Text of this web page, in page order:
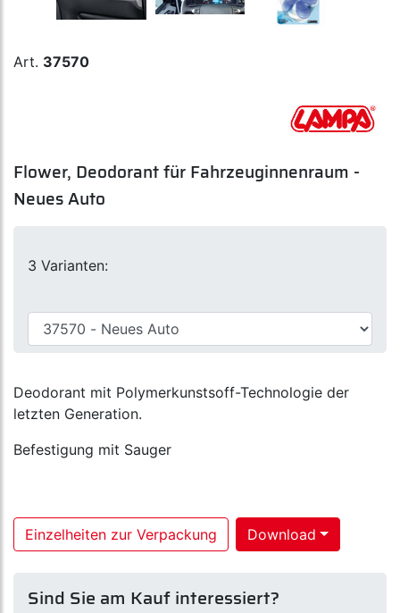
Art. 37570
Flower, Deodorant für Fahrzeuginnenraum -
Neues Auto
3 Varianten:
Deodorant mit Polymerkunstsoff-Technologie der
letzten Generation.
Befestigung mit Sauger
Einzelheiten zur Verpackung Download
Sind Sie am Kauf interessiert?